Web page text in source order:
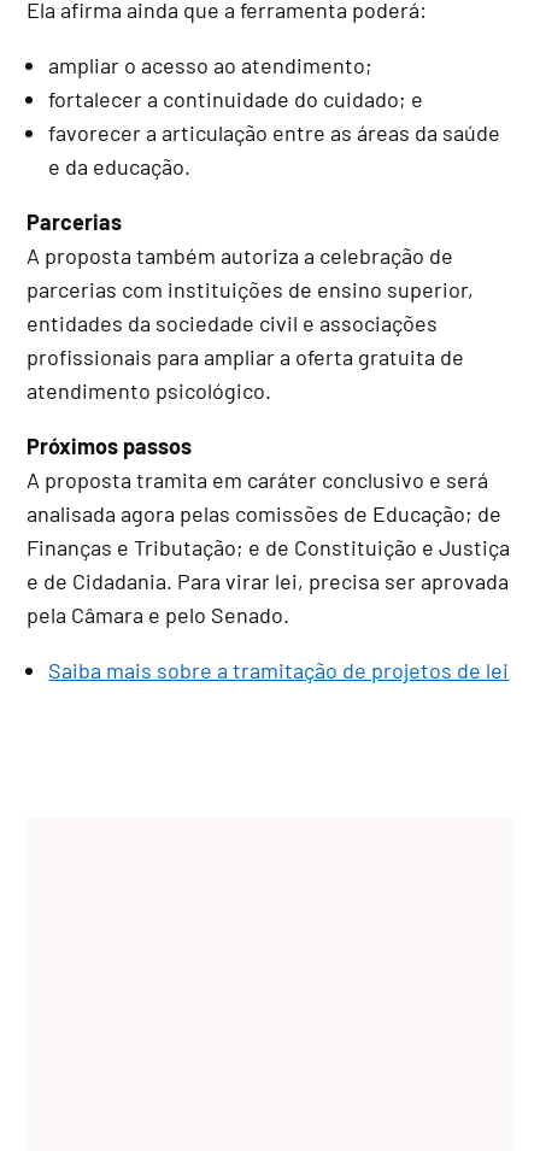
Ela afirma ainda que a ferramenta poderá:
ampliar o acesso ao atendimento;
fortalecer a continuidade do cuidado; e
favorecer a articulação entre as áreas da saúde
e da educação.
Parcerias
A proposta também autoriza a celebração de
parcerias com instituições de ensino superior,
entidades da sociedade civil e associações
profissionais para ampliar a oferta gratuita de
atendimento psicológico.
Próximos passos
A proposta tramita em caráter conclusivo e será
analisada agora pelas comissões de Educação; de
Finanças e Tributação; e de Constituição e Justiça
e de Cidadania. Para virar lei, precisa ser aprovada
pela Câmara e pelo Senado.
Saiba mais sobre a tramitação de projetos de lei